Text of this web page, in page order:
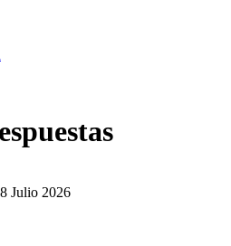
Julio 2026